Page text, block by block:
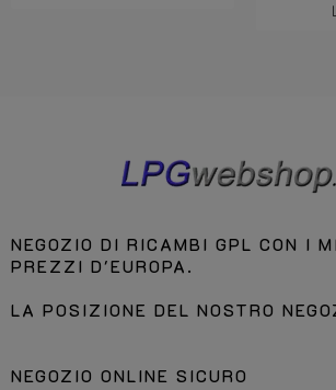
NEGOZIO DI RICAMBI GPL CON I
PREZZI D'EUROPA.
LA POSIZIONE DEL NOSTRO
NEGOZIO ONLINE SICURO